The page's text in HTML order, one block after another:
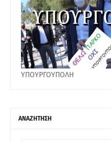
ΥΠΟΥΡΓΟΥΠΟΛΗ
ΑΝΑΖΗΤΗΣΗ